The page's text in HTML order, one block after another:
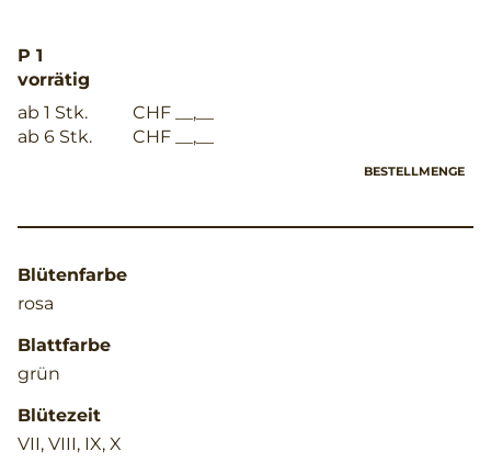
P 1
vorrätig
ab 1 Stk.
CHF __,__
ab 6 Stk.
CHF __,__
BESTELLMENGE
Blütenfarbe
rosa
Blattfarbe
grün
Blütezeit
VII, VIII, IX, X